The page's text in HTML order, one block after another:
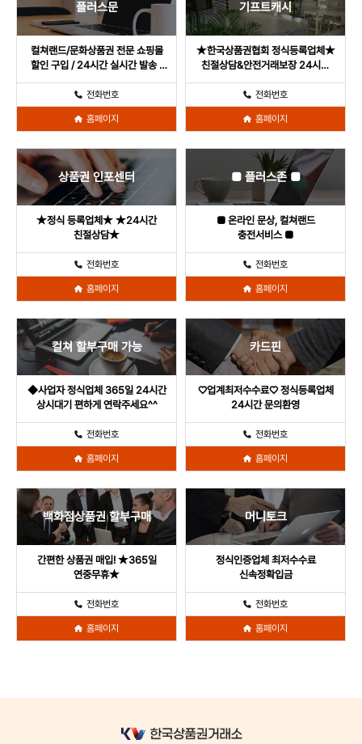
플러스문
컬쳐랜드/문화상품권 전문 쇼핑몰
할인 구입 / 24시간 실시간 발송 /
한국상품권협회 인증 쇼핑
전화번호
홈페이지
기프트캐시
★한국상품권협회 정식등록업체★
친절상담&안전거래보장 24시간
문의 환영
전화번호
홈페이지
상품권 인포센터
★정식 등록업체★ ★24시간
친절상담★
전화번호
홈페이지
■ 플러스존 ■
■ 온라인 문상, 컬쳐랜드
충전서비스 ■
전화번호
홈페이지
컬쳐 할부구매 가능
◆사업자 정식업체 365일 24시간
상시대기 편하게 연락주세요^^
전화번호
홈페이지
카드핀
♡업계최저수수료♡ 정식등록업체
24시간 문의환영
전화번호
홈페이지
백화점상품권 할부구매
간편한 상품권 매입! ★365일
연중무휴★
전화번호
홈페이지
머니토크
정식인증업체 최저수수료
신속정확입금
전화번호
홈페이지